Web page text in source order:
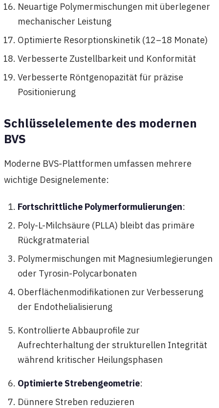
Neuartige Polymermischungen mit überlegener
mechanischer Leistung
Optimierte Resorptionskinetik (12–18 Monate)
Verbesserte Zustellbarkeit und Konformität
Verbesserte Röntgenopazität für präzise
Positionierung
Schlüsselelemente des modernen
BVS
Moderne BVS-Plattformen umfassen mehrere
wichtige Designelemente:
Fortschrittliche Polymerformulierungen:
Poly-L-Milchsäure (PLLA) bleibt das primäre
Rückgratmaterial
Polymermischungen mit Magnesiumlegierungen
oder Tyrosin-Polycarbonaten
Oberflächenmodifikationen zur Verbesserung
der Endothelialisierung
Kontrollierte Abbauprofile zur
Aufrechterhaltung der strukturellen Integrität
während kritischer Heilungsphasen
Optimierte Strebengeometrie:
Dünnere Streben reduzieren